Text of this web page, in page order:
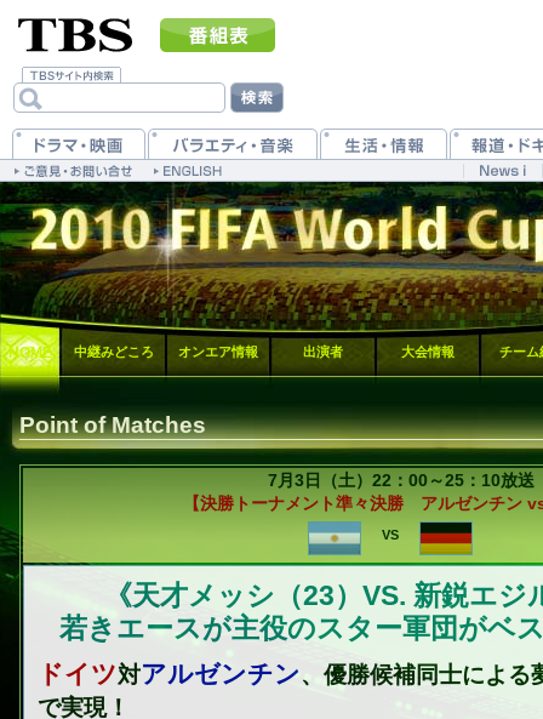
HOME 中継みどころ オンエア情報 出演者 大会情報 チーム
Point of Matches
7月3日（土）22：00～25：10放送
【決勝トーナメント準々決勝 アルゼンチン
VS
《天才メッシ（23）VS. 新鋭エジ
若きエースが主役のスター軍団がベ
ドイツ対アルゼンチン、優勝候補同士による
で実現！